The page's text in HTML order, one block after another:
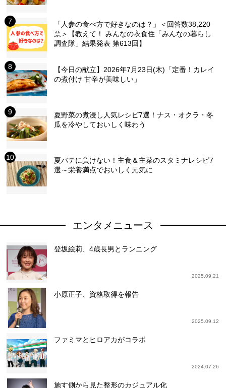
「人参の食べ方で好きなのは？」＜回答数38,220
票＞【教えて！ みんなの衣食住「みんなの暮らし
調査隊」結果発表 第613回】
【今日の献立】2026年7月23日(木)「定番！カレイ
の煮付け 甘辛が美味しい」
夏野菜の煮浸し人気レシピ7選！ナス・オクラ・冬
瓜を冷やしておいしく味わう
夏バテに負けない！主食＆主菜のスタミナレシピ7
選～栄養満点でおいしく元気に
エンタメニュース
登坂絵莉、4歳長男とランニング
2025.09.21
小原正子、資格取得を報告
2025.09.12
ファミマとヒロアカがコラボ
2024.07.26
施す側から見た整形のカジュアル化